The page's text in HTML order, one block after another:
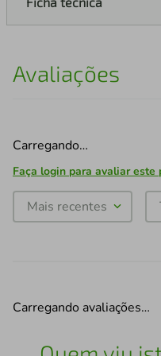
Avaliações
Carregando…
Faça login para avaliar este
Mais recentes
Carregando avaliações…